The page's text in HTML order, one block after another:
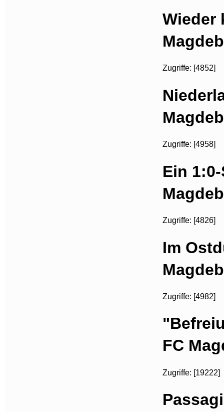
Wieder
Zugriffe: [4852]
Zugriffe: [4958]
Ein
Zugriffe: [4826]
Im
Zugriffe: [4982]
FC
Zugriffe: [19222]